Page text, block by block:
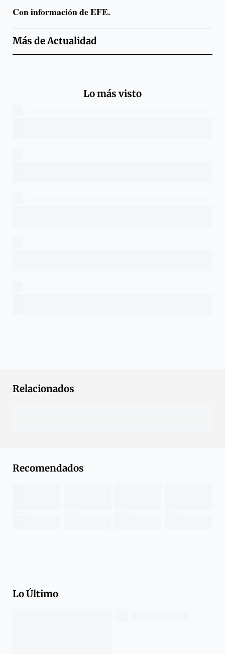
Con información de EFE.
Más deActualidad
Lo más visto
Relacionados
Recomendados
Lo Último